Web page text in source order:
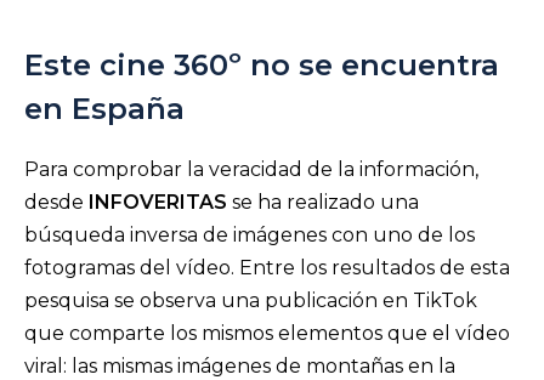
Este cine 360º no se encuentra
en España
Para comprobar la veracidad de la información,
desde INFOVERITAS se ha realizado una
búsqueda inversa de imágenes con uno de los
fotogramas del vídeo. Entre los resultados de esta
pesquisa se observa una publicación en TikTok
que comparte los mismos elementos que el vídeo
viral: las mismas imágenes de montañas en la